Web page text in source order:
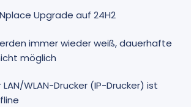
Upgrade auf 24H2
immer wieder weiß, dauerhafte
möglich
WLAN-Drucker (IP-Drucker) ist